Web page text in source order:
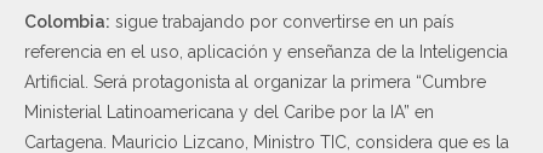
Colombia: sigue trabajando por convertirse en un país
referencia en el uso, aplicación y enseñanza de la Inteligencia
Artificial. Será protagonista al organizar la primera “Cumbre
Ministerial Latinoamericana y del Caribe por la IA” en
Cartagena. Mauricio Lizcano, Ministro TIC, considera que es la